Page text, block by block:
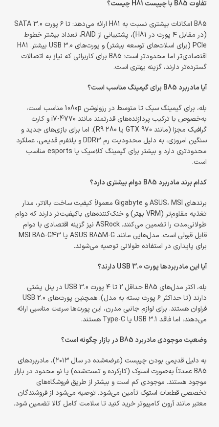
تفاوت B85 با چیپست H81 چیست؟
B85 امکانات بیشتری نسبت به H81 ارائه می‌دهد: تا ۶ پورت SATA 3.0
(در مقابل ۴ پورت در H81)، پشتیبانی از RAID، تعداد بیشتر خطوط
PCIe (برای اسلات‌های توسعه بیشتر) و پورت‌های USB 3.0 بیشتر. H81
اقتصادی‌تر اما محدودتر است؛ B85 برای کاربرانی که نیاز به اتصالات
گسترده‌تر دارند، گزینه بهتری است.
آیا مادربرد B85 برای گیمینگ مناسب است؟
بله، برای گیمینگ سبک تا متوسط در رزولوشن 1080p مناسب است،
به‌خصوص با ترکیب پردازنده‌های قدرتمند مانند i7-4770 و کارت
گرافیک مجزا (مانند GTX 970 یا R9 280). اما برای بازی‌های جدید و
سنگین امروزی، به دلیل محدودیت رم DDR3 و پلتفرم قدیمی، عملکرد
محدودتری دارد و بیشتر برای گیمینگ کلاسیک یا esports مناسب
است.
کدام برند مادربرد B85 دوام بیشتری دارد؟
برندهای ASUS، MSI و Gigabyte معمولاً کیفیت ساخت بالاتر، مدار
تغذیه مقاوم‌تر (VRM بهتر) و خنک‌کننده‌های باکیفیت‌تر دارند که دوام
طولانی‌مدت را تضمین می‌کنند. ASRock نیز گزینه اقتصادی با دوام
قابل قبولی است. مدل‌هایی مانند ASUS B85M-G یا MSI B85-G43
برای پایداری در استفاده طولانی توصیه می‌شوند.
آیا این مادربردها پورت USB 3.0 دارند؟
بله، اکثر مدل‌های B85 حداقل ۲ تا ۴ پورت USB 3.0 در پنل پشتی
دارند (تا حداکثر ۶ پورت بسته به مدل). همچنین پورت‌های USB 2.0
فراوان هستند. برای لوازم جانبی مدرن، این پورت‌ها سرعت مناسبی ارائه
می‌دهند، اما فاقد USB 3.1 یا Type-C هستند.
وضعیت موجودی مادربرد B85 در بازار چگونه است؟
به دلیل قدیمی بودن چیپست (عرضه‌شده در سال ۲۰۱۳)، مادربردهای
B85 عمدتاً به‌صورت استوک (کارکرده و تست‌شده) یا نو محدود در بازار
موجود هستند. موجودی کم است و بیشتر از طریق فروشگاه‌های
تخصصی قطعات استوک تأمین می‌شود. توصیه می‌شود از فروشندگان
معتبر مانند آرون کامپیوتر خرید کنید تا سلامت کامل کالا تضمین شود.